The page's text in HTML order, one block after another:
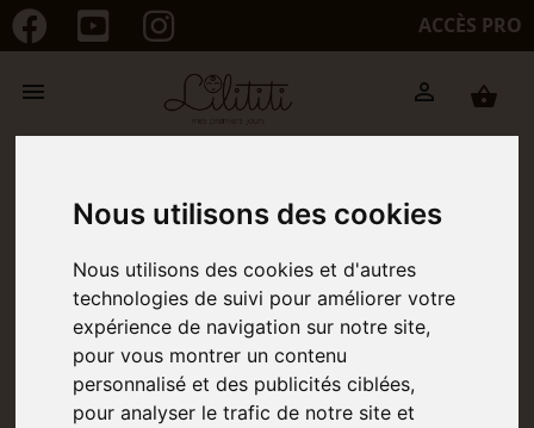
Nous utilisons des cookies
Nous utilisons des cookies et d'autres
technologies de suivi pour améliorer votre
expérience de navigation sur notre site,
pour vous montrer un contenu
personnalisé et des publicités ciblées,
pour analyser le trafic de notre site et
ACCÈS PRO
 shopping_basket

Vidéo d'un bain
enveloppé
Avis de Docteur